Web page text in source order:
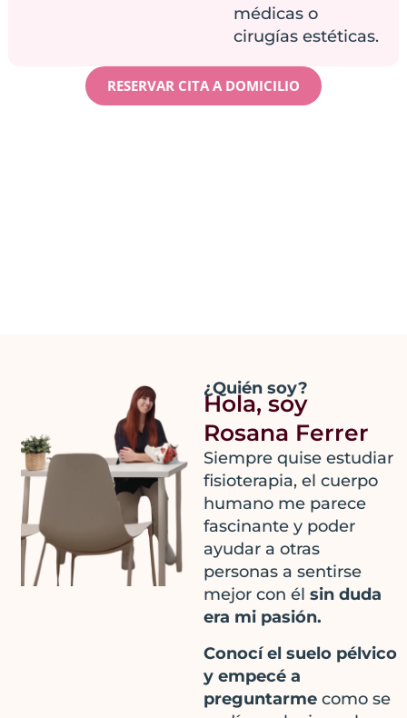
médicas o
cirugías estéticas.
RESERVAR CITA A DOMICILIO
¿Quién soy?
Hola, soy
Rosana Ferrer
Siempre quise estudiar
fisioterapia, el cuerpo
humano me parece
fascinante y poder
ayudar a otras
personas a sentirse
mejor con él sin duda
era mi pasión.
Conocí el suelo pélvico
y empecé a
preguntarme como se